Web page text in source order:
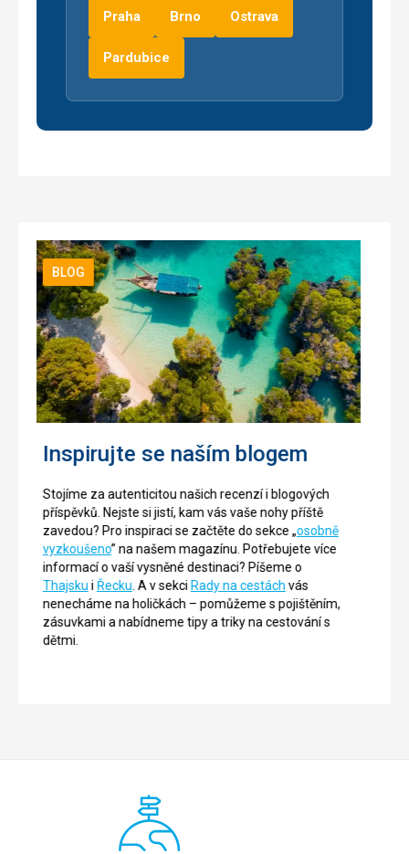
Praha Brno Ostrava
Pardubice
BLOG
Inspirujte se naším blogem
Stojíme za autenticitou našich recenzí i blogových
příspěvků. Nejste si jistí, kam vás vaše nohy příště
zavedou? Pro inspiraci se začtěte do sekce „osobně
vyzkoušeno” na našem magazínu. Potřebujete více
informací o vaší vysněné destinaci? Píšeme o
Thajsku i Řecku . A v sekci Rady na cestáchvás
nenecháme na holičkách – pomůžeme s pojištěním,
zásuvkami a nabídneme tipy a triky na cestování s
dětmi.